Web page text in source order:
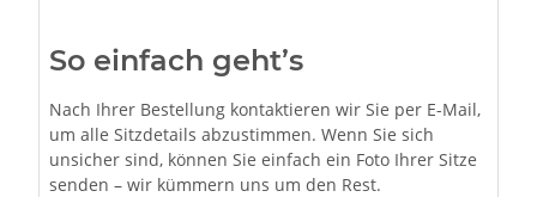
So einfach geht’s
Nach Ihrer Bestellung kontaktieren wir Sie per E-Mail,
um alle Sitzdetails abzustimmen. Wenn Sie sich
unsicher sind, können Sie einfach ein Foto Ihrer Sitze
senden – wir kümmern uns um den Rest.